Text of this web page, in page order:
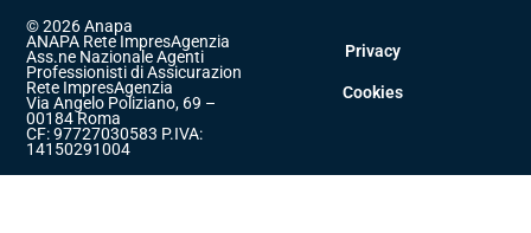
© 2026 Anapa
ANAPA Rete ImpresAgenzia
Ass.ne Nazionale Agenti
Professionisti di Assicurazione
Rete ImpresAgenzia
Via Angelo Poliziano, 69 –
00184 Roma
CF: 97727030583 P.IVA:
14150291004
Privacy
Cookies